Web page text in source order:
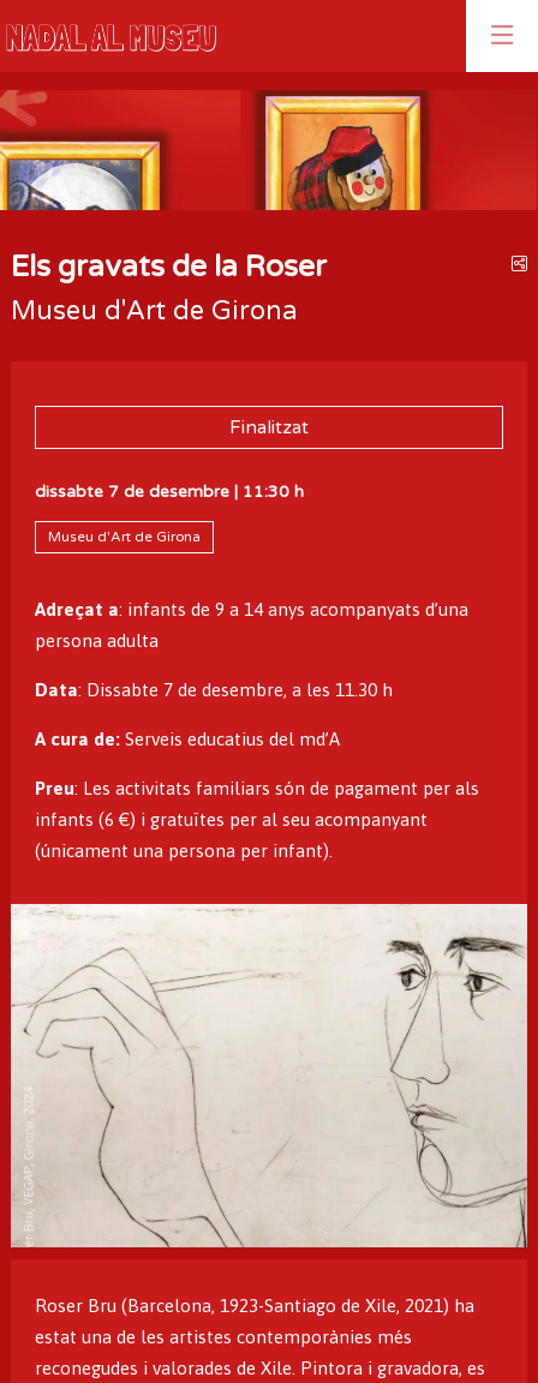
és un carrusel automàtic. Usa les fletxes del teclat o el
1
1
Els gravats de la Roser
Museu d'Art de Girona
Finalitzat
dissabte 7 de desembre | 11:30 h
Museu d'Art de Girona
Adreçat a: infants de 9 a 14 anys acompanyats d’una
persona adulta
Data: Dissabte 7 de desembre, a les 11.30 h
A cura de:Serveis educatius del md’A
Preu: Les activitats familiars són de pagament per als
infants (6 €) i gratuïtes per al seu acompanyant
(únicament una persona per infant).
Roser Bru (Barcelona, 1923-Santiago de Xile, 2021) ha
estat una de les artistes contemporànies més
reconegudes i valorades de Xile. Pintora i gravadora, es